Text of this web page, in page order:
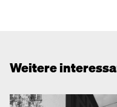
Weitere